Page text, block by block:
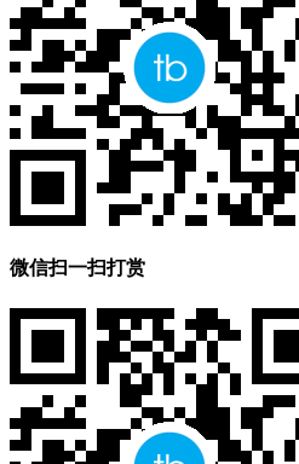
微信扫一扫打赏